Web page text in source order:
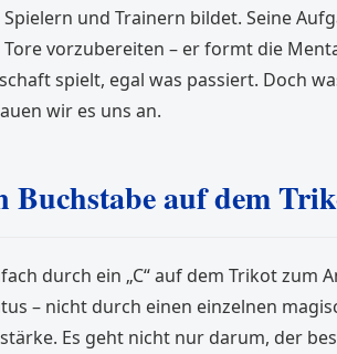
und Trainern bildet. Seine
Tore vorzubereiten – er formt die
spielt, egal was passiert. Doch
wir es uns an.
Buchstabe auf dem
durch ein „C“ auf dem Trikot zum
– nicht durch einen einzelnen
Es geht nicht nur darum, der